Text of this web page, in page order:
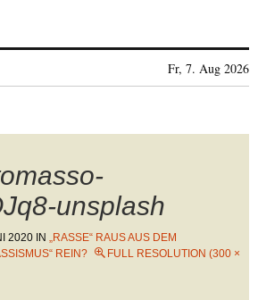
Fr, 7. Aug 2026
unsplash
2020 IN „RASSE“ RAUS AUS DEM
REIN?
FULL RESOLUTION (300 ×